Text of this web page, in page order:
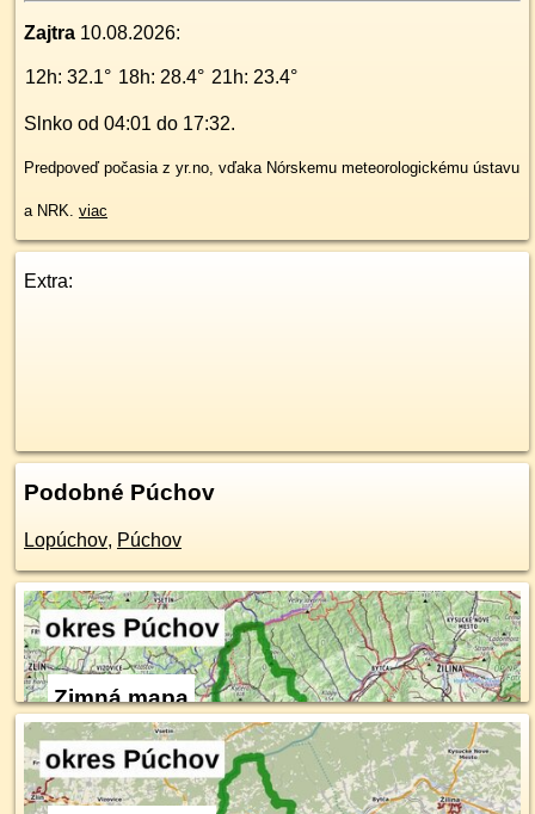
Zajtra 10.08.2026:
12h: 32.1° 18h: 28.4° 21h: 23.4°
Slnko od 04:01 do 17:32.
Predpoveď počasia z yr.no, vďaka Nórskemu meteorologickému ústavu
a NRK. viac
Extra:
Podobné Púchov
Lopúchov, Púchov
Zimná mapa